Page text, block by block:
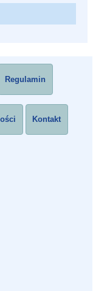
Regulamin
Kontakt